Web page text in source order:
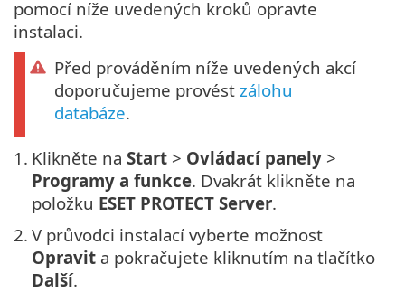
pomocí níže uvedených kroků opravte
instalaci.
Před prováděním níže uvedených akcí
doporučujeme provést zálohu
databáze.
1. Klikněte na Start > Ovládací panely >
Programy a funkce. Dvakrát klikněte na
položku ESET PROTECT Server.
2. V průvodci instalací vyberte možnost
Opravit a pokračujete kliknutím na tlačítko
Další.